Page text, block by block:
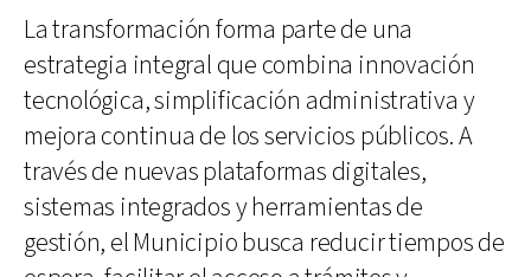
La transformación forma parte de una
estrategia integral que combina innovación
tecnológica, simplificación administrativa y
mejora continua de los servicios públicos. A
través de nuevas plataformas digitales,
sistemas integrados y herramientas de
gestión, el Municipio busca reducir tiempos de